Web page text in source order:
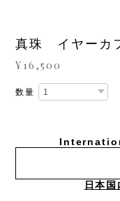
真珠 イヤーカ
¥16,500
数量
日本